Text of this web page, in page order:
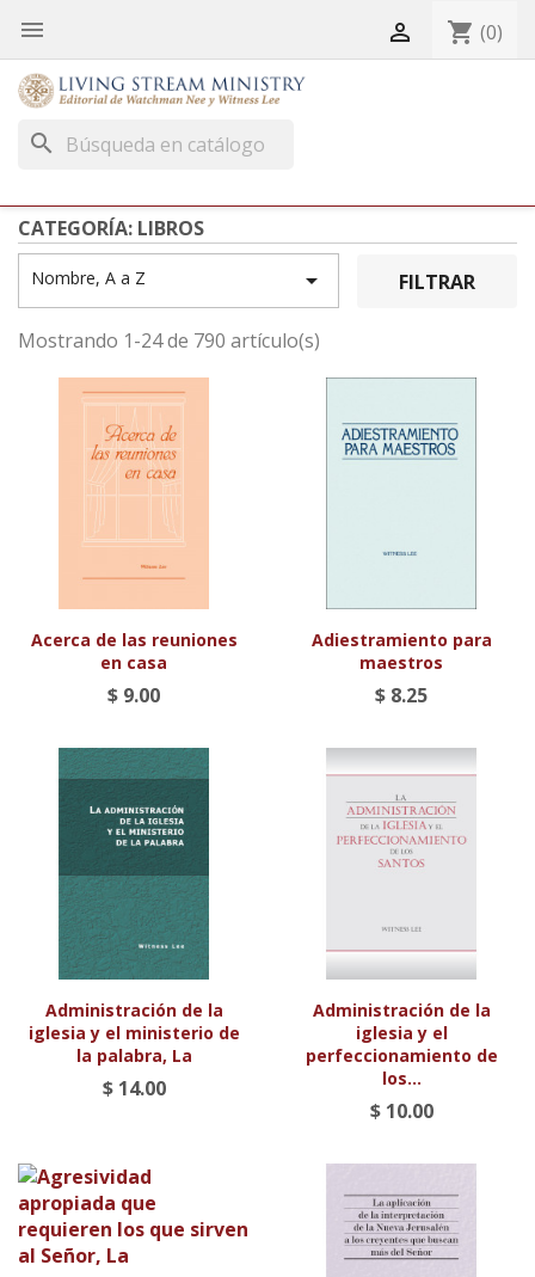
  shopping_cart (0)
search
CATEGORÍA: LIBROS
Nombre, A a Z  FILTRAR
Mostrando 1-24 de 790 artículo(s)
Acerca de las reuniones
en casa
$ 9.00
Adiestramiento para
maestros
$ 8.25
Administración de la
iglesia y el ministerio de
la palabra, La
$ 14.00
Administración de la
iglesia y el
perfeccionamiento de
los...
$ 10.00